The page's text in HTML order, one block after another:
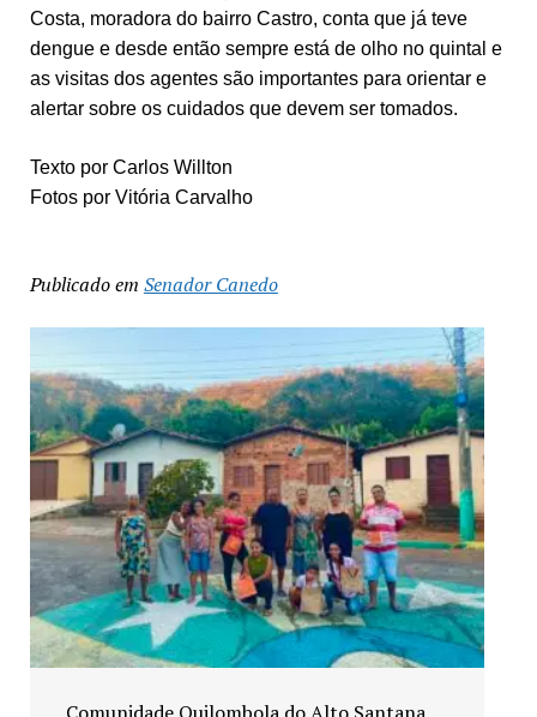
Costa, moradora do bairro Castro, conta que já teve
dengue e desde então sempre está de olho no quintal e
as visitas dos agentes são importantes para orientar e
alertar sobre os cuidados que devem ser tomados.
Texto por Carlos Willton
Fotos por Vitória Carvalho
Publicado em Senador Canedo
Exposição “Arte em Cores” leva pinturas a
espaços públicos de Senador Canedo